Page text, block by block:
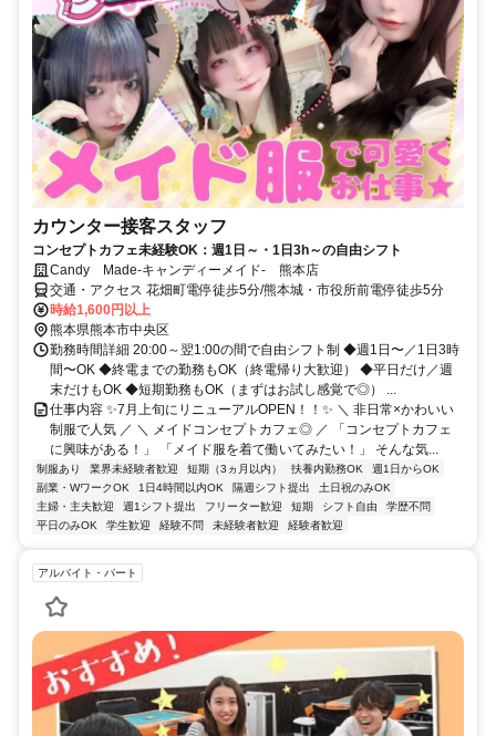
カウンター接客スタッフ
コンセプトカフェ未経験OK：週1日～・1日3h～の自由シフト
Candy Made-キャンディーメイド- 熊本店
交通・アクセス 花畑町電停徒歩5分/熊本城・市役所前電停徒歩5分
時給1,600円以上
熊本県熊本市中央区
勤務時間詳細 20:00～翌1:00の間で自由シフト制 ◆週1日〜／1日3時
間〜OK ◆終電までの勤務もOK（終電帰り大歓迎） ◆平日だけ／週
末だけもOK ◆短期勤務もOK（まずはお試し感覚で◎） ...
仕事内容 ✨7月上旬にリニューアルOPEN！！✨ ＼ 非日常×かわいい
制服で人気 ／ ＼ メイドコンセプトカフェ◎ ／ 「コンセプトカフェ
に興味がある！」 「メイド服を着て働いてみたい！」 そんな気...
制服あり 業界未経験者歓迎 短期（3ヵ月以内） 扶養内勤務OK
週1日からOK
副業・WワークOK
1日4時間以内OK 隔週シフト提出
土日祝のみOK
主婦・主夫歓迎
週1シフト提出 フリーター歓迎 短期 シフト自由
学歴不問
平日のみOK
学生歓迎 経験不問 未経験者歓迎 経験者歓迎
アルバイト・パート